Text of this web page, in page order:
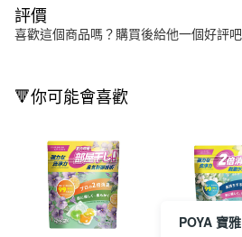
評價
喜歡這個商品嗎？購買後給他一個好評吧
🔻你可能會喜歡
POYA 寶雅